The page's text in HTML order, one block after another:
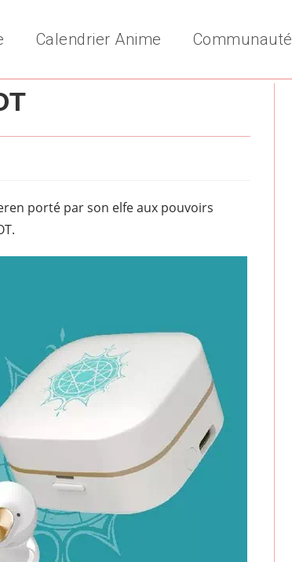
Calendrier Anime Communauté
porté par son elfe aux pouvoirs